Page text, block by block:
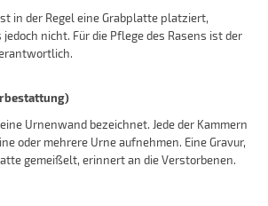
in der Regel eine Grabplatte platziert,
nicht. Für die Pflege des Rasens ist der
Urnenwand bezeichnet. Jede der Kammern
oder mehrere Urne aufnehmen. Eine Gravur,
gemeißelt, erinnert an die Verstorbenen.